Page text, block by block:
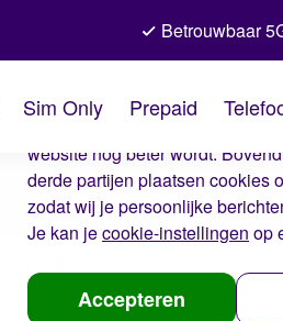
De cookies van
Wij gebruiken cookies op onze
website nog beter wordt.
derde partijen plaatsen cookies
zodat wij je persoonlijke
Je kan jecookie-instellingen op
Accepteren
Betrouwbaar
Sim Only Prepaid
eSIM